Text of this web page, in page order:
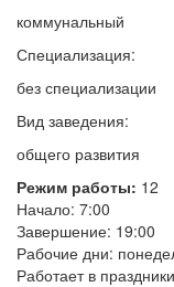
коммунальный
Специализация:
без специализации
Вид заведения:
общего развития
Режим работы: 12
Начало: 7:00
Завершение: 19:00
Рабочие дни:
Работает в